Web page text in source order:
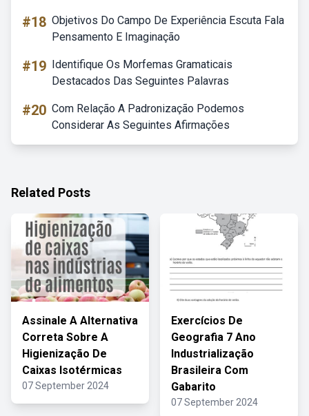
#18 Objetivos Do Campo De Experiência Escuta Fala
Pensamento E Imaginação
#19 Identifique Os Morfemas Gramaticais
Destacados Das Seguintes Palavras
#20 Com Relação A Padronização Podemos
Considerar As Seguintes Afirmações
Related Posts
Assinale A Alternativa
Correta Sobre A
Higienização De
Caixas Isotérmicas
07 September 2024
Exercícios De
Geografia 7 Ano
Industrialização
Brasileira Com
Gabarito
07 September 2024